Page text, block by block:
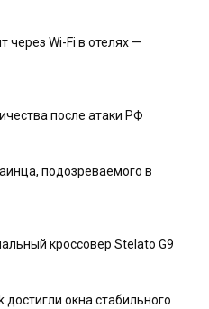
через Wi-Fi в отелях —
после атаки РФ
подозреваемого в
кроссовер Stelato G9
достигли окна стабильного